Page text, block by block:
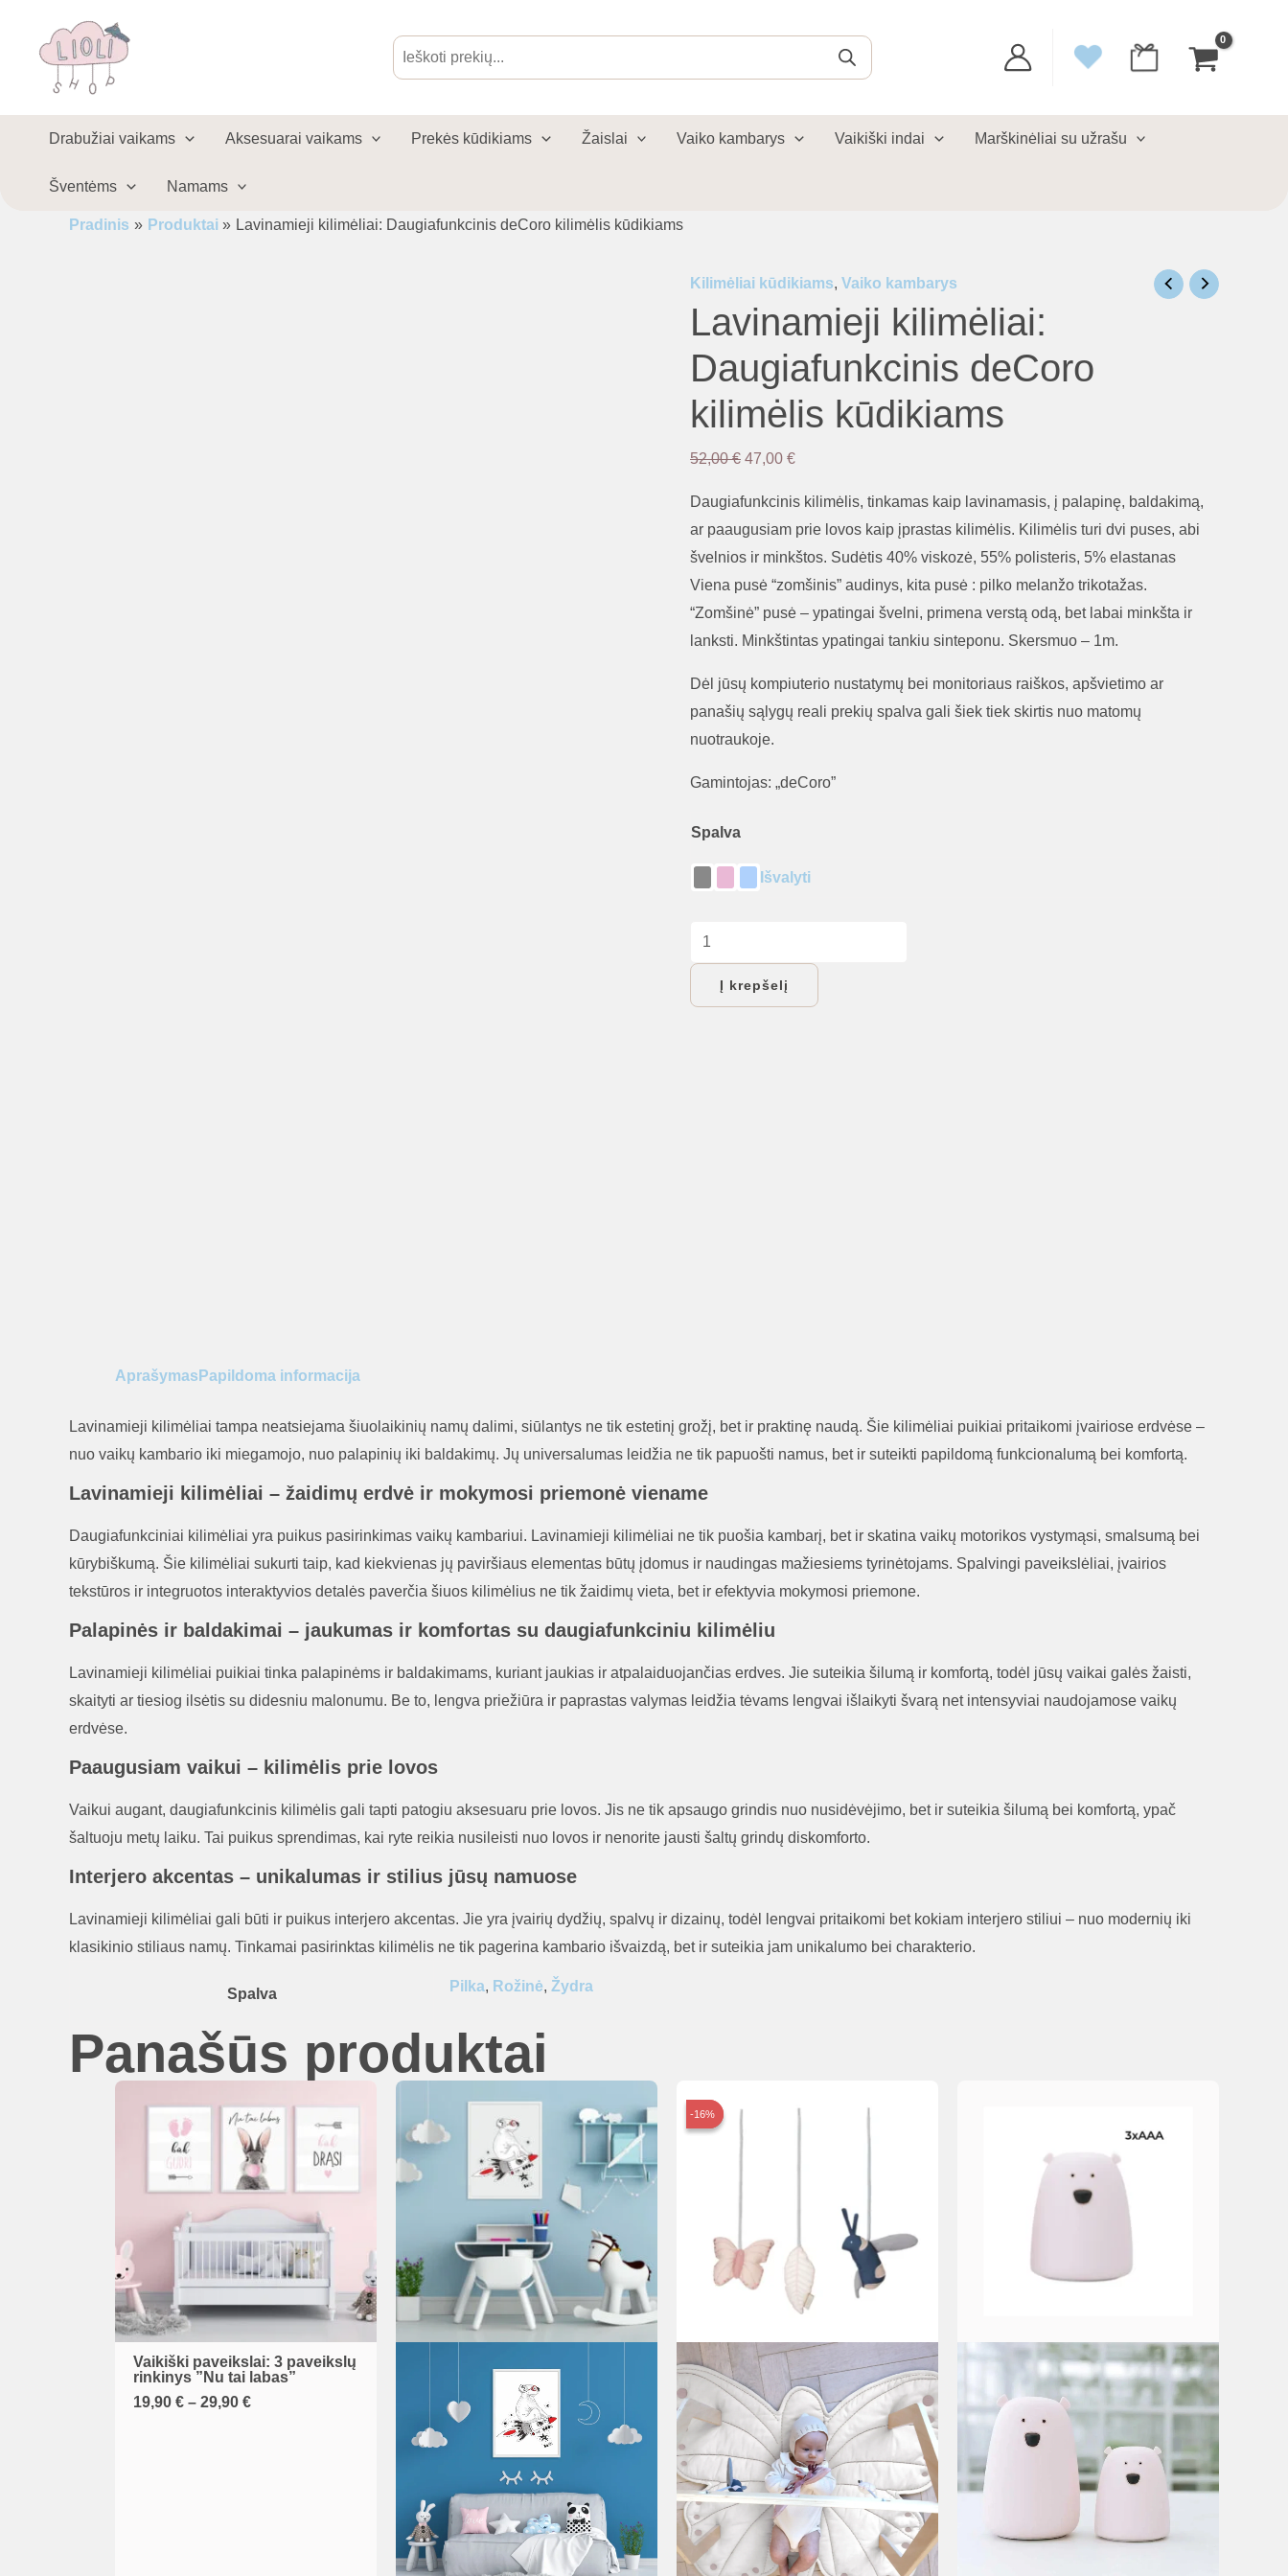
Products
search
Drabužiai vaikams Aksesuarai vaikams Prekės kūdikiams Žaislai Vaiko kambarys Vaikiški indai Marškinėliai su užrašu
Šventėms Namams
Pradinis Produktai Lavinamieji kilimėliai: Daugiafunkcinis deCoro kilimėlis kūdikiams
Kilimėliai kūdikiams, Vaiko kambarys
Lavinamieji kilimėliai:
Daugiafunkcinis deCoro
kilimėlis kūdikiams
52,00€ Original
52,00 €.
47,00 €Current
47,00 €.
Daugiafunkcinis kilimėlis, tinkamas kaip lavinamasis, į palapinę, baldakimą,
ar paaugusiam prie lovos kaip įprastas kilimėlis. Kilimėlis turi dvi puses, abi
švelnios ir minkštos. Sudėtis 40% viskozė, 55% polisteris, 5% elastanas
Viena pusė “zomšinis” audinys, kita pusė : pilko melanžo trikotažas.
“Zomšinė” pusė – ypatingai švelni, primena verstą odą, bet labai minkšta ir
lanksti. Minkštintas ypatingai tankiu sinteponu. Skersmuo – 1m.
Dėl jūsų kompiuterio nustatymų bei monitoriaus raiškos, apšvietimo ar
panašių sąlygų reali prekių spalva gali šiek tiek skirtis nuo matomų
nuotraukoje.
Gamintojas: „deCoro”
Spalva
Išvalyti
produkto
kiekis:
Lavinamieji
Į krepšelį
Aprašymas Papildoma informacija
Lavinamieji kilimėliai tampa neatsiejama šiuolaikinių namų dalimi, siūlantys ne tik estetinį grožį, bet ir praktinę naudą. Šie kilimėliai puikiai pritaikomi įvairiose erdvėse –
nuo vaikų kambario iki miegamojo, nuo palapinių iki baldakimų. Jų universalumas leidžia ne tik papuošti namus, bet ir suteikti papildomą funkcionalumą bei komfortą.
Lavinamieji kilimėliai – žaidimų erdvė ir mokymosi priemonė viename
Daugiafunkciniai kilimėliai yra puikus pasirinkimas vaikų kambariui. Lavinamieji kilimėliai ne tik puošia kambarį, bet ir skatina vaikų motorikos vystymąsi, smalsumą bei
kūrybiškumą. Šie kilimėliai sukurti taip, kad kiekvienas jų paviršiaus elementas būtų įdomus ir naudingas mažiesiems tyrinėtojams. Spalvingi paveikslėliai, įvairios
tekstūros ir integruotos interaktyvios detalės paverčia šiuos kilimėlius ne tik žaidimų vieta, bet ir efektyvia mokymosi priemone.
Palapinės ir baldakimai – jaukumas ir komfortas su daugiafunkciniu kilimėliu
Lavinamieji kilimėliai puikiai tinka palapinėms ir baldakimams, kuriant jaukias ir atpalaiduojančias erdves. Jie suteikia šilumą ir komfortą, todėl jūsų vaikai galės žaisti,
skaityti ar tiesiog ilsėtis su didesniu malonumu. Be to, lengva priežiūra ir paprastas valymas leidžia tėvams lengvai išlaikyti švarą net intensyviai naudojamose vaikų
erdvėse.
Paaugusiam vaikui – kilimėlis prie lovos
Vaikui augant, daugiafunkcinis kilimėlis gali tapti patogiu aksesuaru prie lovos. Jis ne tik apsaugo grindis nuo nusidėvėjimo, bet ir suteikia šilumą bei komfortą, ypač
šaltuoju metų laiku. Tai puikus sprendimas, kai ryte reikia nusileisti nuo lovos ir nenorite jausti šaltų grindų diskomforto.
Interjero akcentas – unikalumas ir stilius jūsų namuose
Lavinamieji kilimėliai gali būti ir puikus interjero akcentas. Jie yra įvairių dydžių, spalvų ir dizainų, todėl lengvai pritaikomi bet kokiam interjero stiliui – nuo modernių iki
klasikinio stiliaus namų. Tinkamai pasirinktas kilimėlis ne tik pagerina kambario išvaizdą, bet ir suteikia jam unikalumo bei charakterio.
Spalva Pilka, Rožinė, Žydra
Panašūs produktai
Vaikiški paveikslai: 3 paveikslų
rinkinys ”Nu tai labas”
19,90€ – 29,90€Price
This
product
-16%
-16%